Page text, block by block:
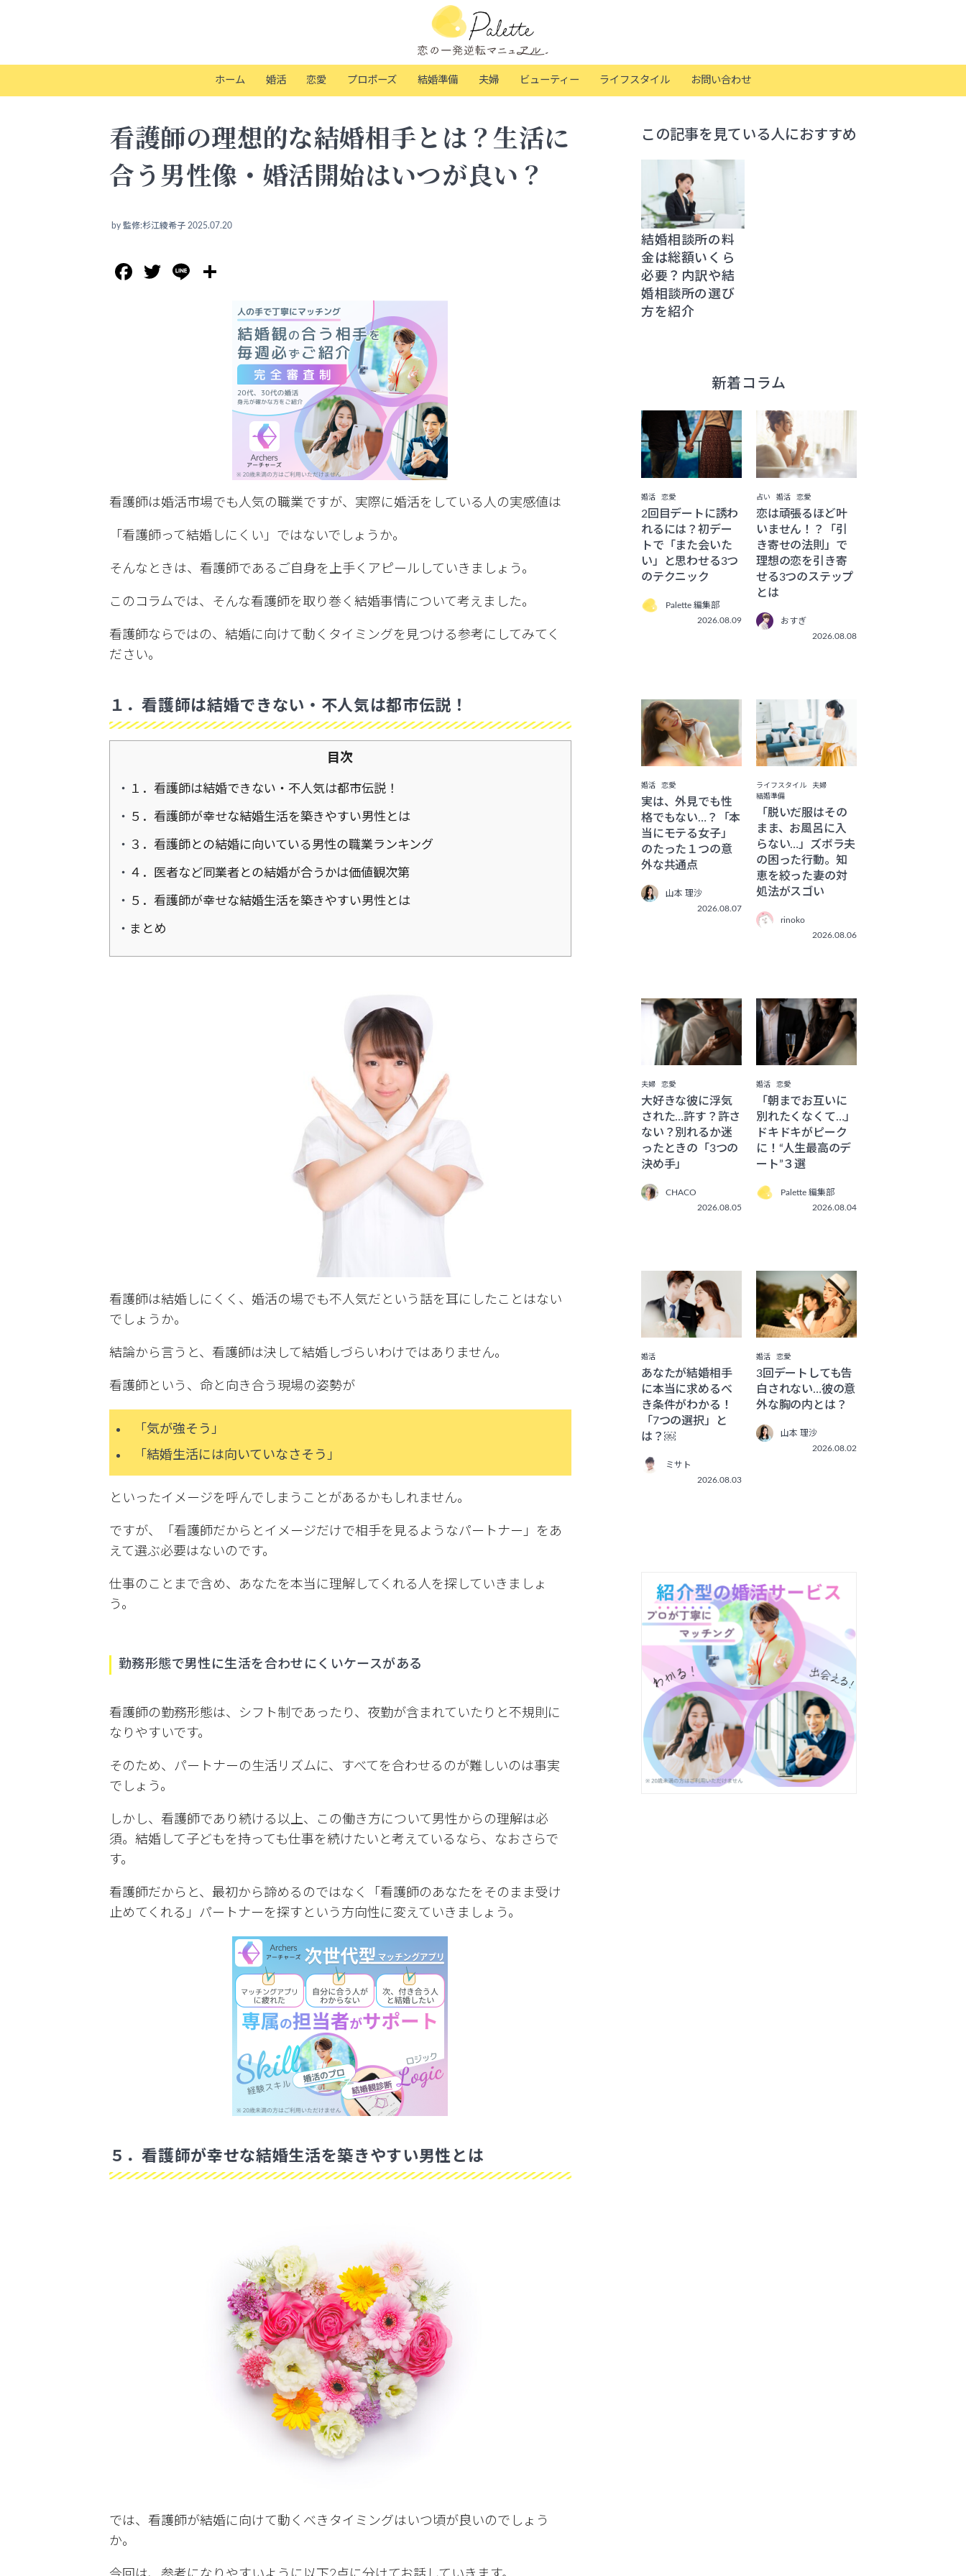
ホーム 婚活 恋愛 プロポーズ 結婚準備 夫婦 ビューティー ライフスタイル お問い合わせ
看護師の理想的な結婚相手とは？生活に
合う男性像・婚活開始はいつが良い？
by 監修:杉江綾希子 2025.07.20
Facebook
Twitter
Line
看護師は婚活市場でも人気の職業ですが、実際に婚活をしている人の実感値は
「看護師って結婚しにくい」ではないでしょうか。
そんなときは、看護師であるご自身を上手くアピールしていきましょう。
このコラムでは、そんな看護師を取り巻く結婚事情について考えました。
看護師ならではの、結婚に向けて動くタイミングを見つける参考にしてみてく
ださい。
１．看護師は結婚できない・不人気は都市伝説！
目次
１．看護師は結婚できない・不人気は都市伝説！
５．看護師が幸せな結婚生活を築きやすい男性とは
３．看護師との結婚に向いている男性の職業ランキング
４．医者など同業者との結婚が合うかは価値観次第
５．看護師が幸せな結婚生活を築きやすい男性とは
まとめ
看護師は結婚しにくく、婚活の場でも不人気だという話を耳にしたことはない
でしょうか。
結論から言うと、看護師は決して結婚しづらいわけではありません。
看護師という、命と向き合う現場の姿勢が
「気が強そう」
「結婚生活には向いていなさそう」
といったイメージを呼んでしまうことがあるかもしれません。
ですが、「看護師だからとイメージだけで相手を見るようなパートナー」をあ
えて選ぶ必要はないのです。
仕事のことまで含め、あなたを本当に理解してくれる人を探していきましょ
う。
勤務形態で男性に生活を合わせにくいケースがある
看護師の勤務形態は、シフト制であったり、夜勤が含まれていたりと不規則に
なりやすいです。
そのため、パートナーの生活リズムに、すべてを合わせるのが難しいのは事実
でしょう。
しかし、看護師であり続ける以上、この働き方について男性からの理解は必
須。結婚して子どもを持っても仕事を続けたいと考えているなら、なおさらで
す。
看護師だからと、最初から諦めるのではなく「看護師のあなたをそのまま受け
止めてくれる」パートナーを探すという方向性に変えていきましょう。
５．看護師が幸せな結婚生活を築きやすい男性とは
では、看護師が結婚に向けて動くべきタイミングはいつ頃が良いのでしょう
か。
この記事を見ている人におすすめ
結婚相談所の料
金は総額いくら
必要？内訳や結
婚相談所の選び
方を紹介
新着コラム
婚活 恋愛
2回目デートに誘わ
れるには？初デー
トで「また会いた
い」と思わせる3つ
のテクニック
Palette 編集部
2026.08.09
占い 婚活 恋愛
恋は頑張るほど叶
いません！？「引
き寄せの法則」で
理想の恋を引き寄
せる3つのステップ
とは
おすぎ
2026.08.08
婚活 恋愛
実は、外見でも性
格でもない…？「本
当にモテる女子」
のたった１つの意
外な共通点
山本 理沙
2026.08.07
ライフスタイル
夫婦
結婚準備
「脱いだ服はその
まま、お風呂に入
らない…」ズボラ夫
の困った行動。知
恵を絞った妻の対
処法がスゴい
rinoko
2026.08.06
夫婦 恋愛
大好きな彼に浮気
された…許す？許さ
ない？別れるか迷
ったときの「3つの
決め手」
CHACO
2026.08.05
婚活 恋愛
「朝までお互いに
別れたくなくて…」
ドキドキがピーク
に！“人生最高のデ
ート”３選
Palette 編集部
2026.08.04
婚活
あなたが結婚相手
に本当に求めるべ
き条件がわかる！
「7つの選択」と
は？￼
ミサト
2026.08.03
婚活 恋愛
3回デートしても告
白されない…彼の意
外な胸の内とは？
山本 理沙
2026.08.02